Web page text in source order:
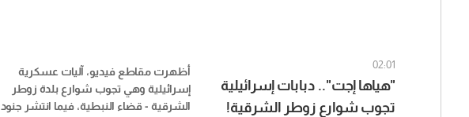
02:01
"هياها إجت".. دبابات إسرائيلية
تجوب شوارع زوطر الشرقية!
أظهرت مقاطع فيديو، آليات عسكرية
إسرائيلية وهي تجوب شوارع بلدة زوطر
الشرقية - قضاء النبطية، فيما انتشر جنود